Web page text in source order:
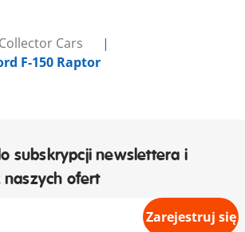
Collector Cars
F-150 Raptor
subskrypcji newslettera i
ofert
Zarejestruj się